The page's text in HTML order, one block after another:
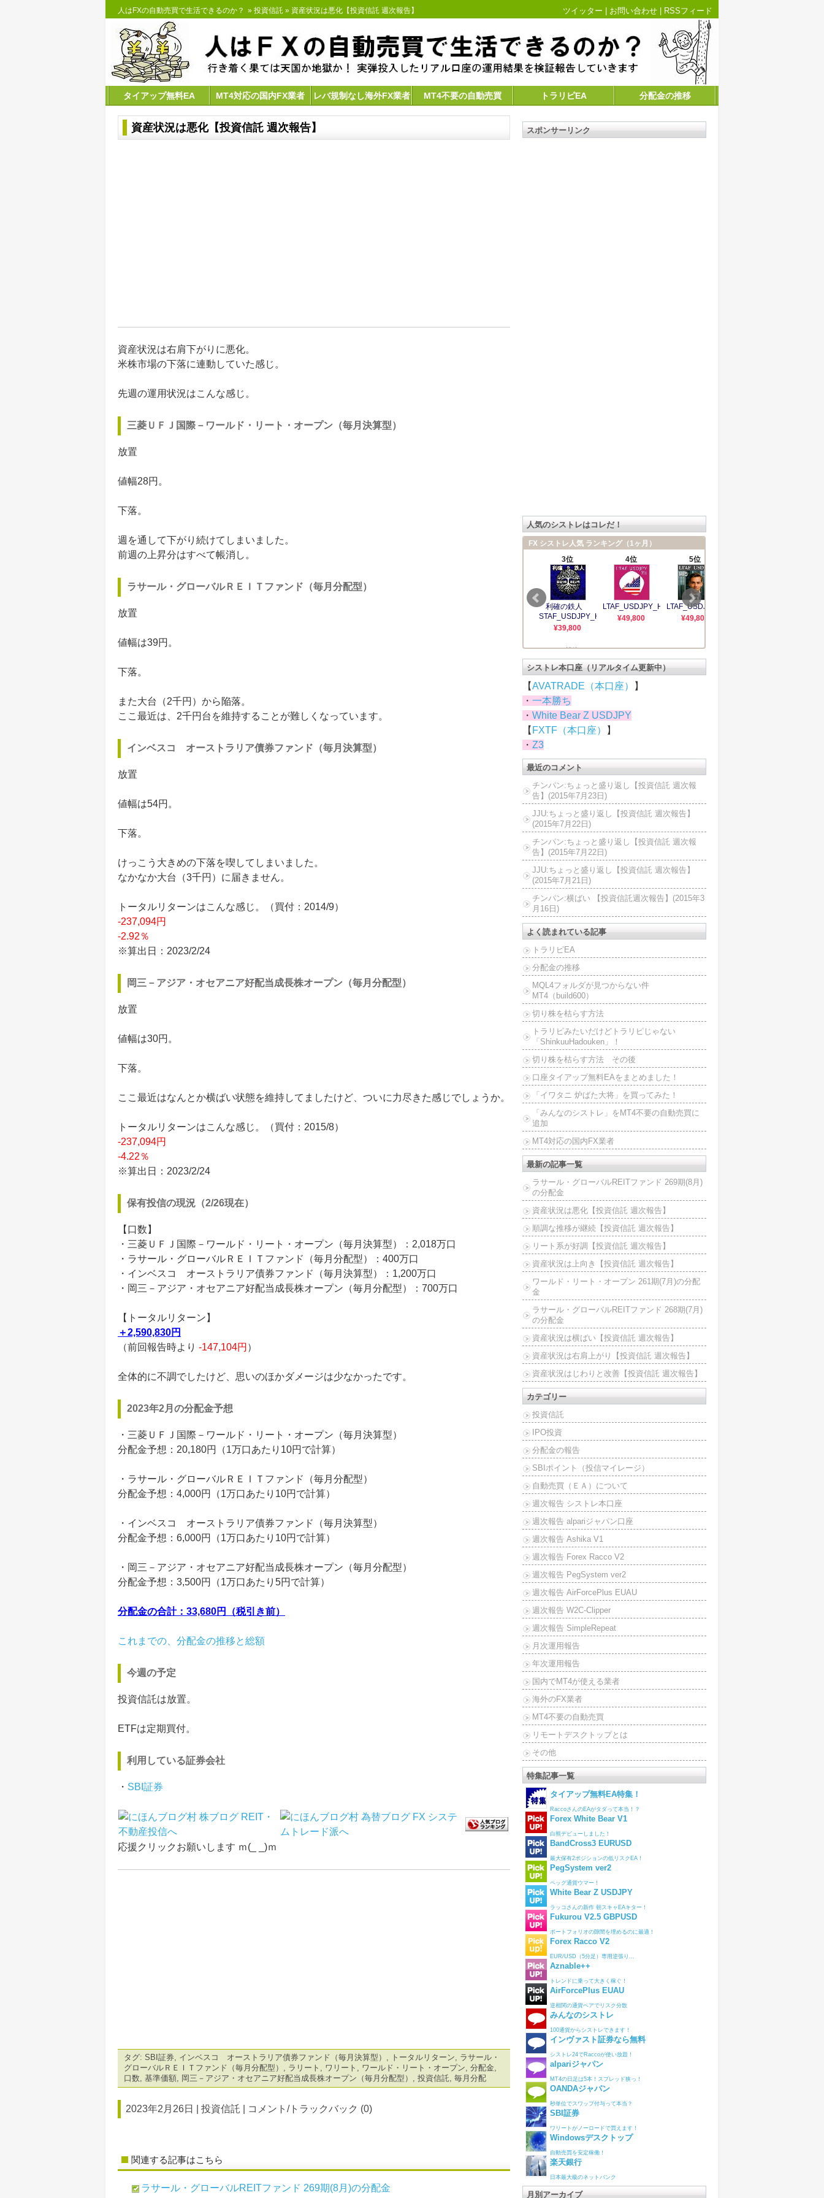
人はFXの自動売買で生活できるのか？ » 投資信託 » 資産状況は悪化【投資信託 週次報告】 ツイッター お問い合わせ RSSフィード
タイアップ無料EA MT4対応の国内FX業者 レバ規制なし海外FX業者 MT4不要の自動売買 トラリピEA 分配金の推移
資産状況は悪化【投資信託 週次報告】
資産状況は右肩下がりに悪化。
米株市場の下落に連動していた感じ。
先週の運用状況はこんな感じ。
三菱ＵＦＪ国際－ワールド・リート・オープン（毎月決算型）
放置
値幅28円。
下落。
週を通して下がり続けてしまいました。
前週の上昇分はすべて帳消し。
ラサール・グローバルＲＥＩＴファンド（毎月分配型）
放置
値幅は39円。
下落。
また大台（2千円）から陥落。
ここ最近は、2千円台を維持することが難しくなっています。
インベスコ オーストラリア債券ファンド（毎月決算型）
放置
値幅は54円。
下落。
けっこう大きめの下落を喫してしまいました。
なかなか大台（3千円）に届きません。
トータルリターンはこんな感じ。（買付：2014/9）
-237,094円
-2.92％
※算出日：2023/2/24
岡三－アジア・オセアニア好配当成長株オープン（毎月分配型）
放置
値幅は30円。
下落。
ここ最近はなんとか横ばい状態を維持してましたけど、ついに力尽きた感じでしょうか。
トータルリターンはこんな感じ。（買付：2015/8）
-237,094円
-4.22％
※算出日：2023/2/24
保有投信の現況（2/26現在）
【口数】
・三菱ＵＦＪ国際－ワールド・リート・オープン（毎月決算型）：2,018万口
・ラサール・グローバルＲＥＩＴファンド（毎月分配型）：400万口
・インベスコ オーストラリア債券ファンド（毎月決算型）：1,200万口
・岡三－アジア・オセアニア好配当成長株オープン（毎月分配型）：700万口
【トータルリターン】
＋2,590,830円
（前回報告時より -147,104円 ）
全体的に不調でしたけど、思いのほかダメージは少なかったです。
2023年2月の分配金予想
・三菱ＵＦＪ国際－ワールド・リート・オープン（毎月決算型）
分配金予想：20,180円（1万口あたり10円で計算）
・ラサール・グローバルＲＥＩＴファンド（毎月分配型）
分配金予想：4,000円（1万口あたり10円で計算）
・インベスコ オーストラリア債券ファンド（毎月決算型）
分配金予想：6,000円（1万口あたり10円で計算）
・岡三－アジア・オセアニア好配当成長株オープン（毎月分配型）
分配金予想：3,500円（1万口あたり5円で計算）
分配金の合計：33,680円（税引き前）
これまでの、分配金の推移と総額
今週の予定
投資信託は放置。
ETFは定期買付。
利用している証券会社
・ SBI証券
応援クリックお願いします ｍ(_ _)ｍ
タグ: SBI証券, インベスコ オーストラリア債券ファンド（毎月決算型） , トータルリターン, ラサール・
グローバルＲＥＩＴファンド（毎月分配型） , ラリート , ワリート , ワールド・リート・オープン, 分配金,
口数, 基準価額, 岡三－アジア・オセアニア好配当成長株オープン（毎月分配型） , 投資信託, 毎月分配
2023年2月26日 | 投資信託 コメント/トラックバック (0)
関連する記事はこちら
ラサール・グローバルREITファンド 269期(8月)の分配金
スポンサーリンク
人気のシストレはコレだ！
シストレ本口座（リアルタイム更新中）
【AVATRADE（本口座）
】
・ 一本勝ち
・ White Bear Z USDJPY
【 FXTF（本口座）
】
・ Z3
最近のコメント
チンパン:ちょっと盛り返し【投資信託 週次報
告】(2015年7月23日)
JJU:ちょっと盛り返し【投資信託 週次報告】
(2015年7月22日)
チンパン:ちょっと盛り返し【投資信託 週次報
告】(2015年7月22日)
JJU:ちょっと盛り返し【投資信託 週次報告】
(2015年7月21日)
チンパン:横ばい 【投資信託週次報告】(2015年3
月16日)
よく読まれている記事
トラリピEA
分配金の推移
MQL4フォルダが見つからない件
MT4（build600）
切り株を枯らす方法
トラリピみたいだけどトラリピじゃない
「ShinkuuHadouken」！
切り株を枯らす方法 その後
口座タイアップ無料EAをまとめました！
「イワタニ 炉ばた大将」を買ってみた！
「みんなのシストレ」をMT4不要の自動売買に
追加
MT4対応の国内FX業者
最新の記事一覧
ラサール・グローバルREITファンド 269期(8月)
の分配金
資産状況は悪化【投資信託 週次報告】
順調な推移が継続【投資信託 週次報告】
リート系が好調【投資信託 週次報告】
資産状況は上向き【投資信託 週次報告】
ワールド・リート・オープン 261期(7月)の分配
金
ラサール・グローバルREITファンド 268期(7月)
の分配金
資産状況は横ばい【投資信託 週次報告】
資産状況は右肩上がり【投資信託 週次報告】
資産状況はじわりと改善【投資信託 週次報告】
カテゴリー
投資信託
IPO投資
分配金の報告
SBIポイント（投信マイレージ）
自動売買（ＥＡ）について
週次報告 シストレ本口座
週次報告 alpariジャパン口座
週次報告 Ashika V1
週次報告 Forex Racco V2
週次報告 PegSystem ver2
週次報告 AirForcePlus EUAU
週次報告 W2C-Clipper
週次報告 SimpleRepeat
月次運用報告
年次運用報告
国内でMT4が使える業者
海外のFX業者
MT4不要の自動売買
リモートデスクトップとは
その他
特集記事一覧
タイアップ無料EA特集！
RaccoさんのEAがタダって本当！？
Forex White Bear V1
白熊デビューしました！
BandCross3 EURUSD
最大保有2ポジションの低リスクEA！
PegSystem ver2
ペッグ通貨ウマー！
White Bear Z USDJPY
ラッコさんの新作 朝スキャEAキター！
Fukurou V2.5 GBPUSD
ポートフォリオの隙間を埋めるのに最適！
Forex Racco V2
EUR/USD（5分足）専用逆張り...
Aznable++
トレンドに乗って大きく稼ぐ！
AirForcePlus EUAU
逆相関の通貨ペアでリスク分散
みんなのシストレ
100通貨からシストレできます！
インヴァスト証券なら無料
シストレ24でRaccoが使い放題！
alpariジャパン
MT4の日足は5本！スプレッド狭っ！
OANDAジャパン
秒単位でスワップ付与って本当？
SBI証券
ワリートがノーロードで買えます！
Windowsデスクトップ
自動売買を安定稼働！
楽天銀行
日本最大級のネットバンク
月別アーカイブ